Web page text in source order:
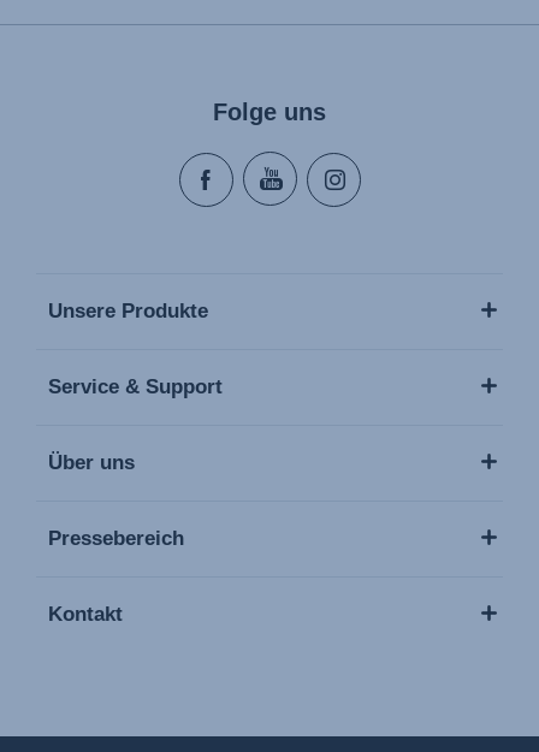
Folge uns
Unsere Produkte
Service & Support
Über uns
Pressebereich
Kontakt